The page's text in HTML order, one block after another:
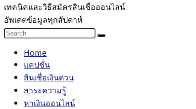
เทคนิคและวิธีสมัครสินเชื่อออนไลน์
อัพเดตข้อมูลทุกสัปดาห์
Home
แคปชั่น
สินเชื่อเงินด่วน
สาระความรู้
หาเงินออนไลน์